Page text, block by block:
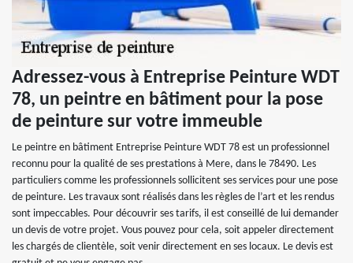
Adressez-vous à Entreprise Peinture WDT
78, un peintre en bâtiment pour la pose
de peinture sur votre immeuble
Le peintre en bâtiment Entreprise Peinture WDT 78 est un professionnel
reconnu pour la qualité de ses prestations à Mere, dans le 78490. Les
particuliers comme les professionnels sollicitent ses services pour une pose
de peinture. Les travaux sont réalisés dans les règles de l’art et les rendus
sont impeccables. Pour découvrir ses tarifs, il est conseillé de lui demander
un devis de votre projet. Vous pouvez pour cela, soit appeler directement
les chargés de clientèle, soit venir directement en ses locaux. Le devis est